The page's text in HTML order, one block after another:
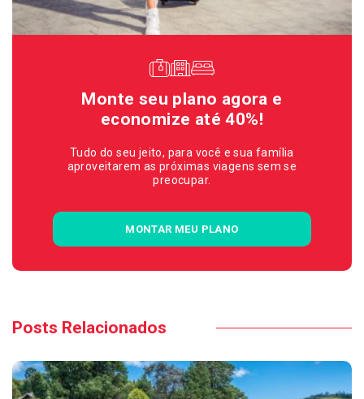
Monte seu plano agora e
economize até 40%!
Tudo do seu jeito, para você e sua família
aproveitarem as próximas viagens sem se
preocupar.
MONTAR MEU PLANO
Posts Relacionados